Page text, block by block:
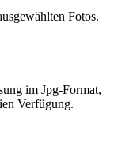
Fotos.
im Jpg-Format,
Verfügung.